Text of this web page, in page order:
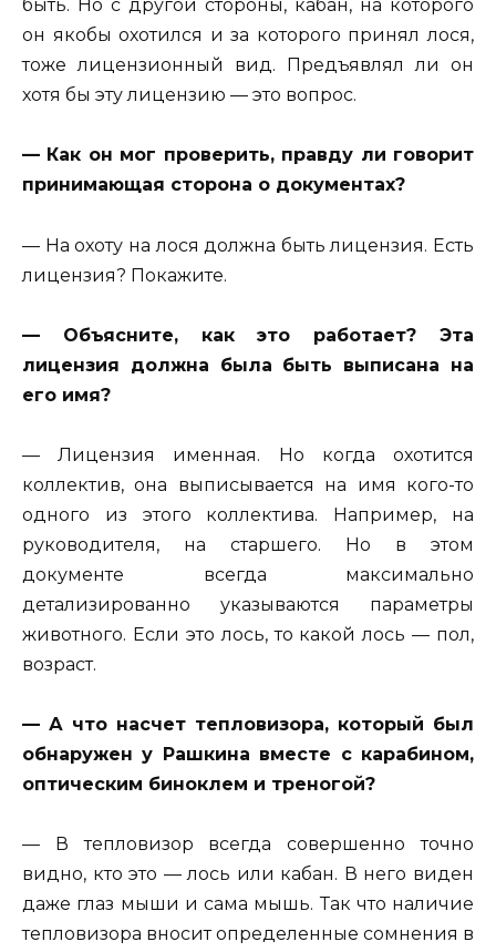
быть. Но с другой стороны, кабан, на которого
он якобы охотился и за которого принял лося,
тоже лицензионный вид. Предъявлял ли он
хотя бы эту лицензию — это вопрос.
— Как он мог проверить, правду ли говорит
принимающая сторона о документах?
— На охоту на лося должна быть лицензия. Есть
лицензия? Покажите.
— Объясните, как это работает? Эта
лицензия должна была быть выписана на
его имя?
— Лицензия именная. Но когда охотится
коллектив, она выписывается на имя кого-то
одного из этого коллектива. Например, на
руководителя, на старшего. Но в этом
документе всегда максимально
детализированно указываются параметры
животного. Если это лось, то какой лось — пол,
возраст.
— А что насчет тепловизора, который был
обнаружен у Рашкина вместе с карабином,
оптическим биноклем и треногой?
— В тепловизор всегда совершенно точно
видно, кто это — лось или кабан. В него виден
даже глаз мыши и сама мышь. Так что наличие
тепловизора вносит определенные сомнения в